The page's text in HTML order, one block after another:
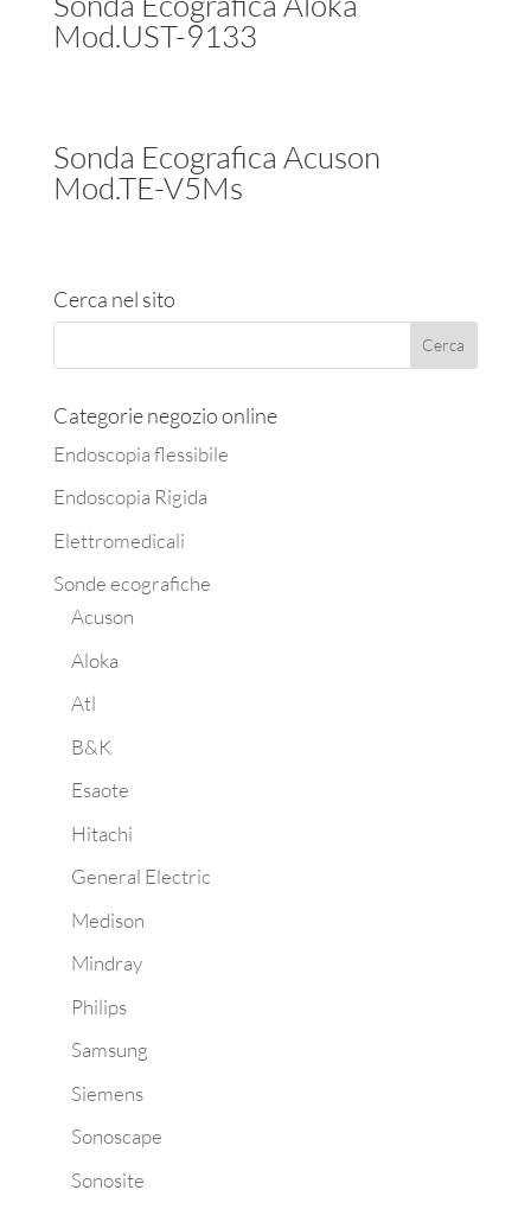
Mod.UST-9133
Sonda Ecografica Acuson
Mod.TE-V5Ms
Cerca nel sito
Categorie negozio online
Endoscopia flessibile
Endoscopia Rigida
Elettromedicali
Sonde ecografiche
Acuson
Aloka
Atl
B&K
Esaote
Hitachi
General Electric
Medison
Mindray
Philips
Samsung
Siemens
Sonoscape
Sonosite